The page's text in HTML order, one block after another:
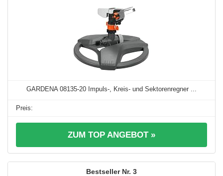
GARDENA 08135-20 Impuls-, Kreis- und Sektorenregner ...
ZUM TOP ANGEBOT »
3